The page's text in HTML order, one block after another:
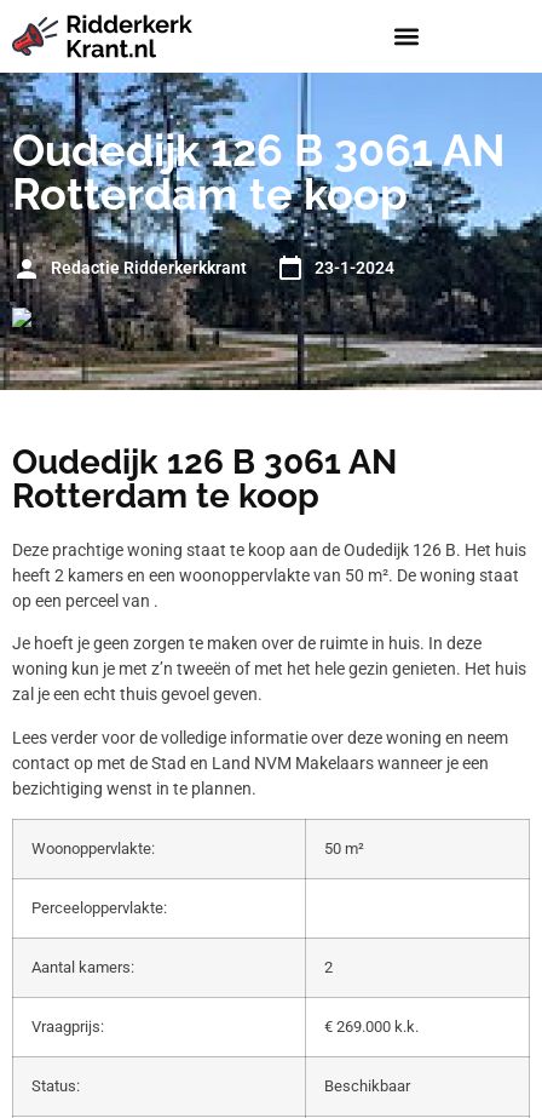
Oudedijk 126 B 3061 AN
Rotterdam te koop
Redactie Ridderkerkkrant 23-1-2024
Oudedijk 126 B 3061 AN
Rotterdam te koop
Deze prachtige woning staat te koop aan de Oudedijk 126 B. Het huis
heeft 2 kamers en een woonoppervlakte van 50 m². De woning staat
op een perceel van .
Je hoeft je geen zorgen te maken over de ruimte in huis. In deze
woning kun je met z’n tweeën of met het hele gezin genieten. Het huis
zal je een echt thuis gevoel geven.
Lees verder voor de volledige informatie over deze woning en neem
contact op met de Stad en Land NVM Makelaars wanneer je een
bezichtiging wenst in te plannen.
Woonoppervlakte: 50 m²
Perceeloppervlakte:
Aantal kamers: 2
Vraagprijs: € 269.000 k.k.
Status: Beschikbaar